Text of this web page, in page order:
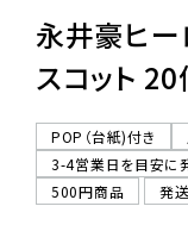
永井豪ヒー
スコット
POP（台紙)付き
3-4営業日を目安に
500円商品
発